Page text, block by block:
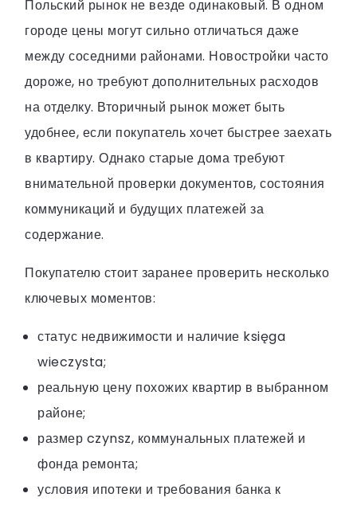
Польский рынок не везде одинаковый. В одном
городе цены могут сильно отличаться даже
между соседними районами. Новостройки часто
дороже, но требуют дополнительных расходов
на отделку. Вторичный рынок может быть
удобнее, если покупатель хочет быстрее заехать
в квартиру. Однако старые дома требуют
внимательной проверки документов, состояния
коммуникаций и будущих платежей за
содержание.
Покупателю стоит заранее проверить несколько
ключевых моментов:
статус недвижимости и наличие księga
wieczysta;
реальную цену похожих квартир в выбранном
районе;
размер czynsz, коммунальных платежей и
фонда ремонта;
условия ипотеки и требования банка к